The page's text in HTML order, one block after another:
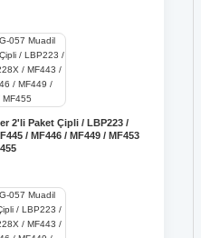
2'li Paket Çipli / LBP223 /
/ MF446 / MF449 / MF453